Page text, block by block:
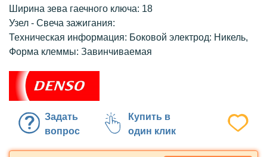
Ширина зева гаечного ключа: 18
Узел - Свеча зажигания:
Техническая информация: Боковой электрод: Никель,
Форма клеммы: Завинчиваемая
Задать
вопрос
Купить в
один клик